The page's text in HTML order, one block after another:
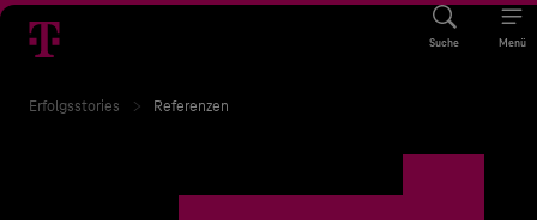
Suche Menü
Erfolgsstories Referenzen